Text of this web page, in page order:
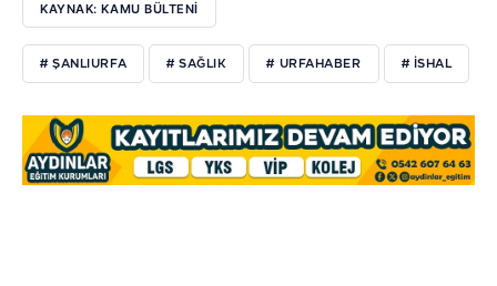
KAYNAK: KAMU BÜLTENİ
# ŞANLIURFA # SAĞLIK # URFAHABER # ISHAL